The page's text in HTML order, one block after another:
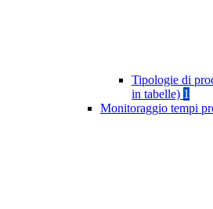
Tipologie di
in tabelle) 1
Monitoraggio tempi